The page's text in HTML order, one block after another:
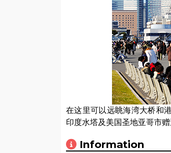
在这里可以远眺海湾大桥和
印度水塔及美国圣地亚哥市
Information